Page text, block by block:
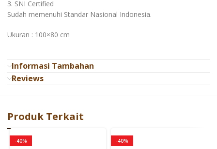
3. SNI Certified
Sudah memenuhi Standar Nasional Indonesia.
Ukuran : 100×80 cm
Informasi Tambahan
Reviews
Produk Terkait
-40% -40%